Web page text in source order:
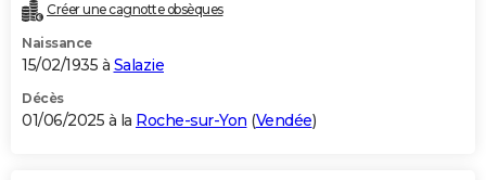
Créer une cagnotte obsèques
Naissance
15/02/1935 à Salazie
Décès
01/06/2025 à la Roche-sur-Yon (Vendée)